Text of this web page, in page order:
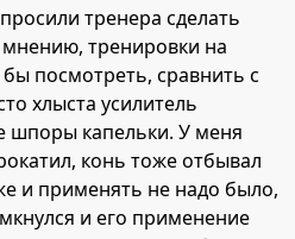
тренера сделать
тренировки на
посмотреть, сравнить с
хлыста усилитель
шпоры капельки. У меня
конь тоже отбывал
и применять не надо было,
и его применение